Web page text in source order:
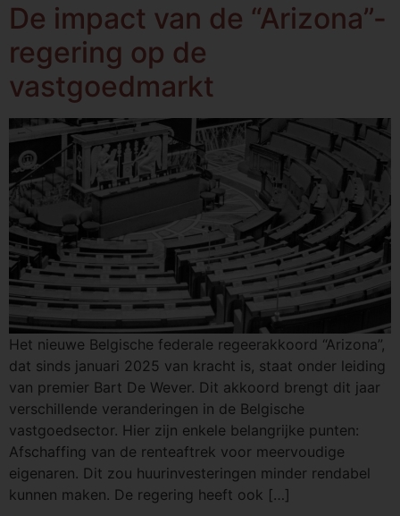
De impact van de “Arizona”-
regering op de
vastgoedmarkt
Het nieuwe Belgische federale regeerakkoord “Arizona”,
dat sinds januari 2025 van kracht is, staat onder leiding
van premier Bart De Wever. Dit akkoord brengt dit jaar
verschillende veranderingen in de Belgische
vastgoedsector. Hier zijn enkele belangrijke punten:
Afschaffing van de renteaftrek voor meervoudige
eigenaren. Dit zou huurinvesteringen minder rendabel
kunnen maken. De regering heeft ook […]